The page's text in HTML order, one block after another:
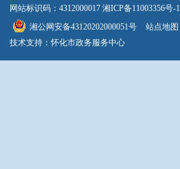
网站标识码：4312000017 湘ICP备11003356号-1
湘公网安备43120202000051号
站点地图
技术支持：怀化市政务服务中心